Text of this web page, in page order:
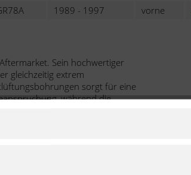
1989 - 1997 vorne
Sein hochwertiger
gleichzeitig extrem
sorgt für eine
während die
optimale Leistung empfehlen